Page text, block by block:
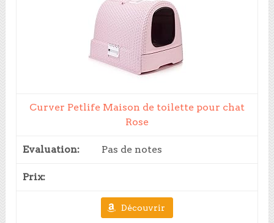
Curver Petlife Maison de toilette pour chat
Rose
Pas de notes
Découvrir